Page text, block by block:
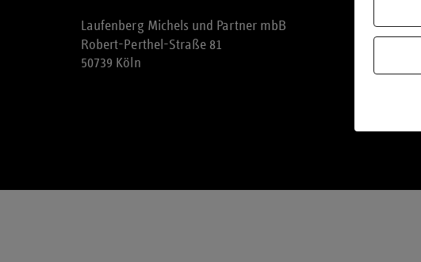
Laufenberg Michels und Partner mbB
Robert-Perthel-Straße 81
50739 Köln